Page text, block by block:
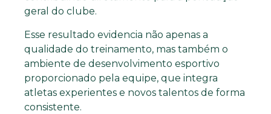
geral do clube.
Esse resultado evidencia não apenas a
qualidade do treinamento, mas também o
ambiente de desenvolvimento esportivo
proporcionado pela equipe, que integra
atletas experientes e novos talentos de forma
consistente.